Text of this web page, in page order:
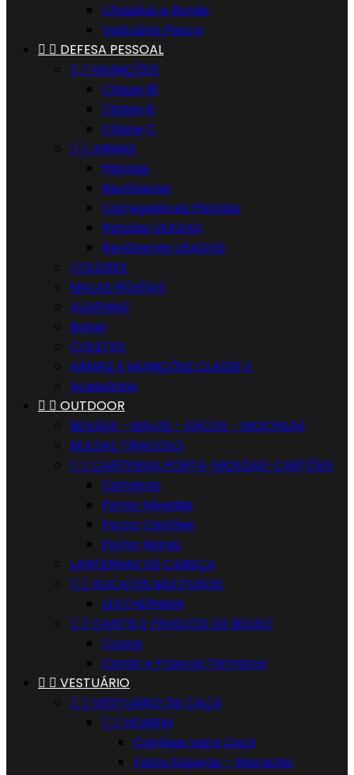
Chapéus e Bonés
Vestuário Pesca
  DEFESA PESSOAL
  MUNIÇÕES
Classe B1
Classe B
Classe C
  ARMAS
Pistolas
Revólveres
Carregadores Pistolas
Pistolas USADAS
Revólveres USADOS
COLDRES
MALAS RÍGIDAS
ALGEMAS
Botas
COLETES
ARMAS E MUNIÇÕES CLASSE E
Acessórios
  OUTDOOR
BOLSAS - MALAS - SACOS - MOCHILAS
BOLSAS TIRACOLO
  CARTEIRAS PORTA-MOEDAS-CARTÕES
Carteiras
Porta-Moedas
Porta-Cartões
Porta-Notas
LANTERNAS DE CABEÇA
  ALICATES MULTIUSOS
LEATHERMAN
  CANTIS E FRASCOS DE BOLSO
Copos
Cantis e Frascos Térmicos
  VESTUÁRIO
  VESTUÁRIO DE CAÇA
  HOMEM
Camisas para Caça
Fatos Esperas - Macacão